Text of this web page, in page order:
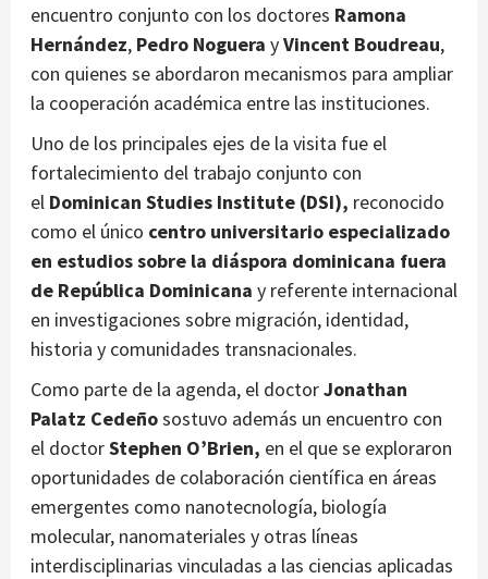
encuentro conjunto con los doctores Ramona
Hernández, Pedro Noguera yVincent Boudreau,
con quienes se abordaron mecanismos para ampliar
la cooperación académica entre las instituciones.
Uno de los principales ejes de la visita fue el
fortalecimiento del trabajo conjunto con
el Dominican Studies Institute (DSI), reconocido
como el único centro universitario especializado
en estudios sobre la diáspora dominicana fuera
de República Dominicana y referente internacional
en investigaciones sobre migración, identidad,
historia y comunidades transnacionales.
Como parte de la agenda, el doctorJonathan
Palatz Cedeñosostuvo además un encuentro con
el doctorStephen O’Brien, en el que se exploraron
oportunidades de colaboración científica en áreas
emergentes como nanotecnología, biología
molecular, nanomateriales y otras líneas
interdisciplinarias vinculadas a las ciencias aplicadas